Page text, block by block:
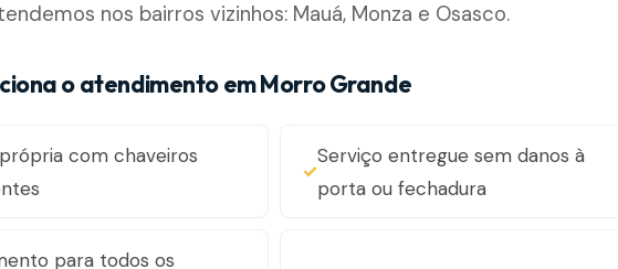
nos bairros vizinhos: Mauá, Monza e Osasco.
o atendimento em Morro Grande
com chaveiros
Serviço entregue sem danos à
porta ou fechadura
para todos os